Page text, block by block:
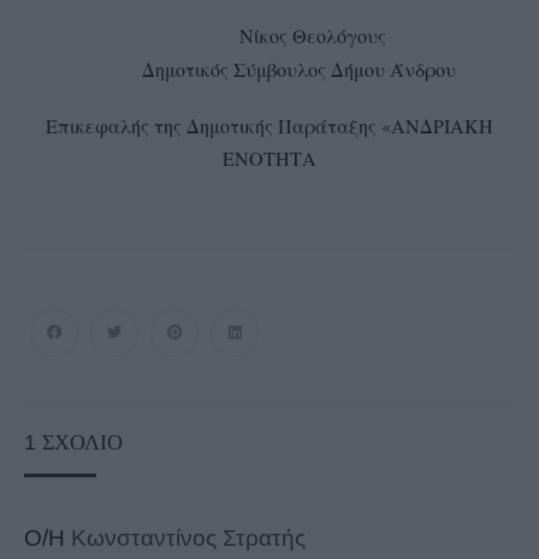
Νίκος Θεολόγους
Δημοτικός Σύμβουλος Δήμου Άνδρου
Επικεφαλής της Δημοτικής Παράταξης «ΑΝΔΡΙΑΚΗ
ΕΝΟΤΗΤΑ
1 ΣΧΌΛΙΟ
Ο/Η Κωνσταντίνος Στρατής